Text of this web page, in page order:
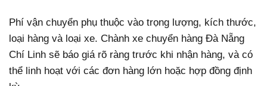
Phí vận chuyển phụ thuộc vào trọng lượng, kích thước,
loại hàng và loại xe. Chành xe chuyển hàng Đà Nẵng
Chí Linh sẽ báo giá rõ ràng trước khi nhận hàng, và có
thể linh hoạt với các đơn hàng lớn hoặc hợp đồng định